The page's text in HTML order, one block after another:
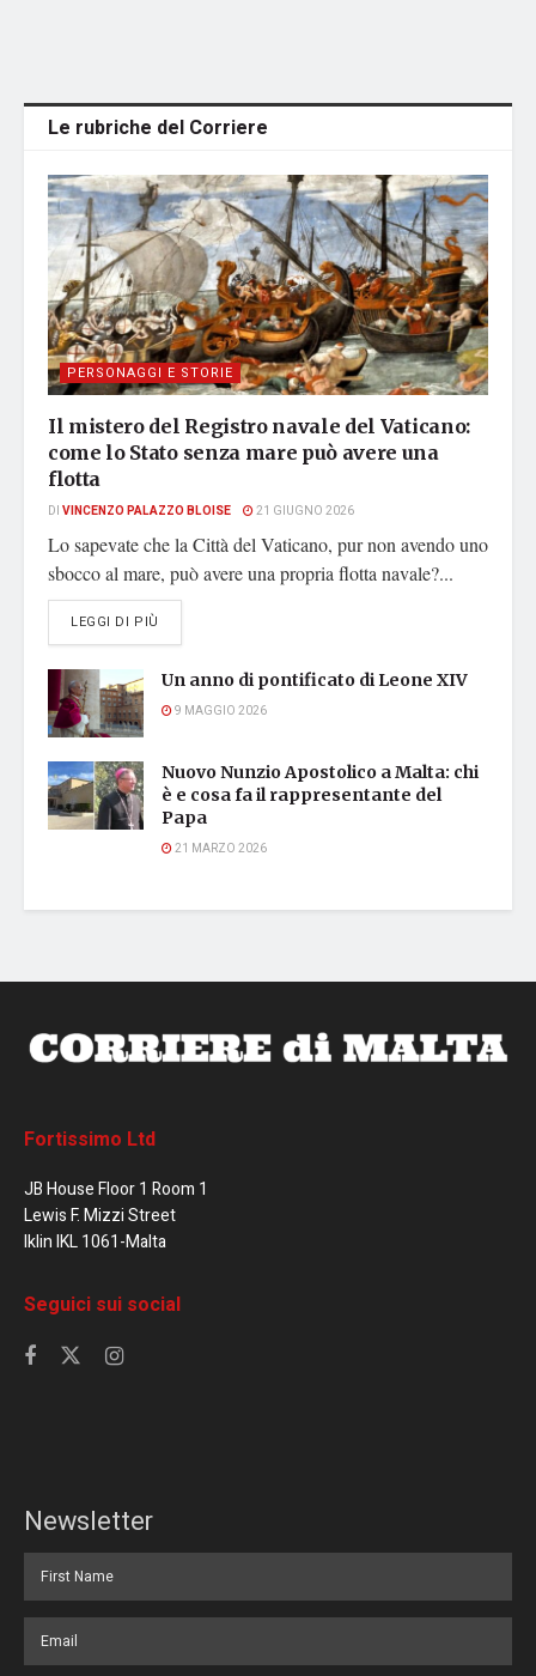
Le rubriche del Corriere
PERSONAGGI E STORIE
Il mistero del Registro navale del Vaticano:
come lo Stato senza mare può avere una
flotta
DI VINCENZO PALAZZO BLOISE 21 GIUGNO 2026
Lo sapevate che la Città del Vaticano, pur non avendo uno
sbocco al mare, può avere una propria flotta navale?...
LEGGI DI PIÙ
Un anno di pontificato di Leone XIV
9 MAGGIO 2026
Nuovo Nunzio Apostolico a Malta: chi
è e cosa fa il rappresentante del
Papa
21 MARZO 2026
Fortissimo Ltd
JB House Floor 1 Room 1
Lewis F. Mizzi Street
Iklin IKL 1061-Malta
Seguici sui social
Newsletter